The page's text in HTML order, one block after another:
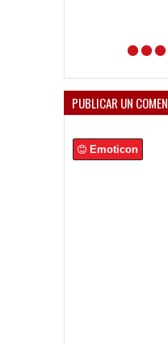
PUBLICAR UN
Emoticon